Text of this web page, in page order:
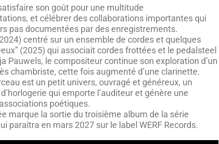
son goût pour une multitude
et célébrer des collaborations importantes qui
pas documentées par des enregistrements.
centré sur un ensemble de cordes et quelques
(2025) qui associait cordes frottées et le pedalsteel
Pauwels, le compositeur continue son exploration d’un
chambriste, cette fois augmenté d’une clarinette.
est un petit univers, ouvragé et généreux, un
qui emporte l’auditeur et génère une
poétiques.
marque la sortie du troisième album de la série
paraîtra en mars 2027 sur le label WERF Records.